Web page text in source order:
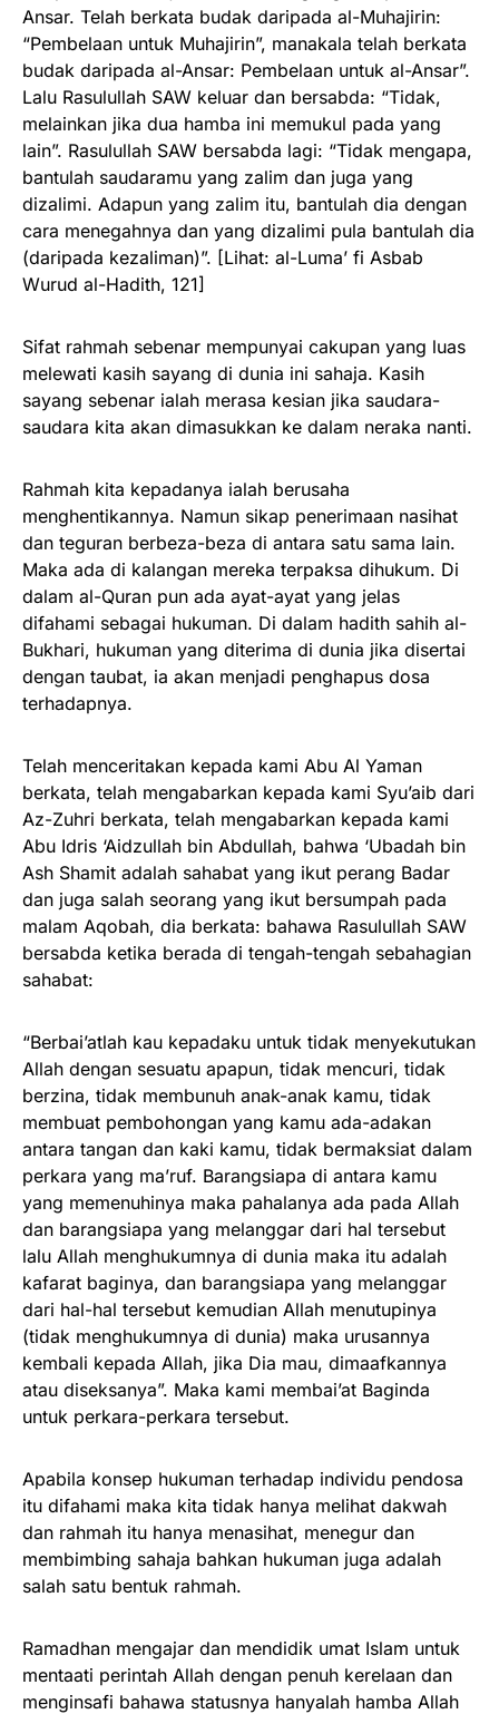
Ansar. Telah berkata budak daripada al-Muhajirin:
“Pembelaan untuk Muhajirin”, manakala telah berkata
budak daripada al-Ansar: Pembelaan untuk al-Ansar”.
Lalu Rasulullah SAW keluar dan bersabda: “Tidak,
melainkan jika dua hamba ini memukul pada yang
lain”. Rasulullah SAW bersabda lagi: “Tidak mengapa,
bantulah saudaramu yang zalim dan juga yang
dizalimi. Adapun yang zalim itu, bantulah dia dengan
cara menegahnya dan yang dizalimi pula bantulah dia
(daripada kezaliman)”. [Lihat: al-Luma’ fi Asbab
Wurud al-Hadith, 121]
Sifat rahmah sebenar mempunyai cakupan yang luas
melewati kasih sayang di dunia ini sahaja. Kasih
sayang sebenar ialah merasa kesian jika saudara-
saudara kita akan dimasukkan ke dalam neraka nanti.
Rahmah kita kepadanya ialah berusaha
menghentikannya. Namun sikap penerimaan nasihat
dan teguran berbeza-beza di antara satu sama lain.
Maka ada di kalangan mereka terpaksa dihukum. Di
dalam al-Quran pun ada ayat-ayat yang jelas
difahami sebagai hukuman. Di dalam hadith sahih al-
Bukhari, hukuman yang diterima di dunia jika disertai
dengan taubat, ia akan menjadi penghapus dosa
terhadapnya.
Telah menceritakan kepada kami Abu Al Yaman
berkata, telah mengabarkan kepada kami Syu’aib dari
Az-Zuhri berkata, telah mengabarkan kepada kami
Abu Idris ‘Aidzullah bin Abdullah, bahwa ‘Ubadah bin
Ash Shamit adalah sahabat yang ikut perang Badar
dan juga salah seorang yang ikut bersumpah pada
malam Aqobah, dia berkata: bahawa Rasulullah SAW
bersabda ketika berada di tengah-tengah sebahagian
sahabat:
“Berbai’atlah kau kepadaku untuk tidak menyekutukan
Allah dengan sesuatu apapun, tidak mencuri, tidak
berzina, tidak membunuh anak-anak kamu, tidak
membuat pembohongan yang kamu ada-adakan
antara tangan dan kaki kamu, tidak bermaksiat dalam
perkara yang ma’ruf. Barangsiapa di antara kamu
yang memenuhinya maka pahalanya ada pada Allah
dan barangsiapa yang melanggar dari hal tersebut
lalu Allah menghukumnya di dunia maka itu adalah
kafarat baginya, dan barangsiapa yang melanggar
dari hal-hal tersebut kemudian Allah menutupinya
(tidak menghukumnya di dunia) maka urusannya
kembali kepada Allah, jika Dia mau, dimaafkannya
atau diseksanya”. Maka kami membai’at Baginda
untuk perkara-perkara tersebut.
Apabila konsep hukuman terhadap individu pendosa
itu difahami maka kita tidak hanya melihat dakwah
dan rahmah itu hanya menasihat, menegur dan
membimbing sahaja bahkan hukuman juga adalah
salah satu bentuk rahmah.
Ramadhan mengajar dan mendidik umat Islam untuk
mentaati perintah Allah dengan penuh kerelaan dan
menginsafi bahawa statusnya hanyalah hamba Allah